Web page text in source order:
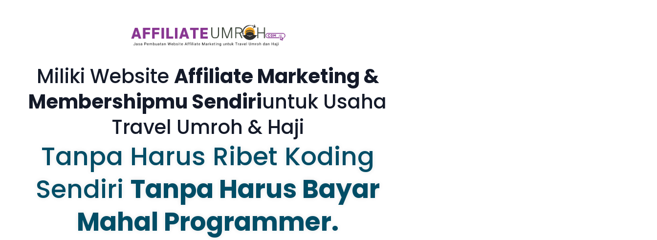
Miliki WebsiteAffiliate Marketing &
Membershipmu SendiriUntuk Usaha
Travel Umroh & Haji
Tanpa Harus Ribet Koding
Sendiri Tanpa Harus Bayar
Mahal Programmer.